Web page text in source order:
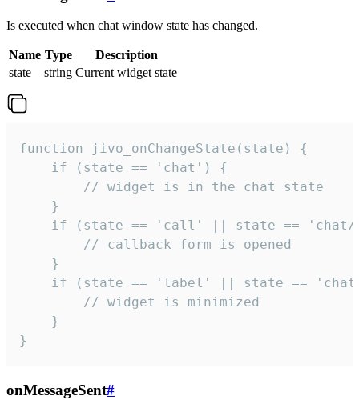
Is executed when chat window state has changed.
Name Type
Description
state
string Current widget state
function jivo_onChangeState(state) {
    if (state == 'chat') {
        // widget is in the chat state
    }
if (state == 'call' || state ==
        // callback form is opened
    }
if (state == 'label' || state ==
        // widget is minimized
    }
}
onMessageSent#